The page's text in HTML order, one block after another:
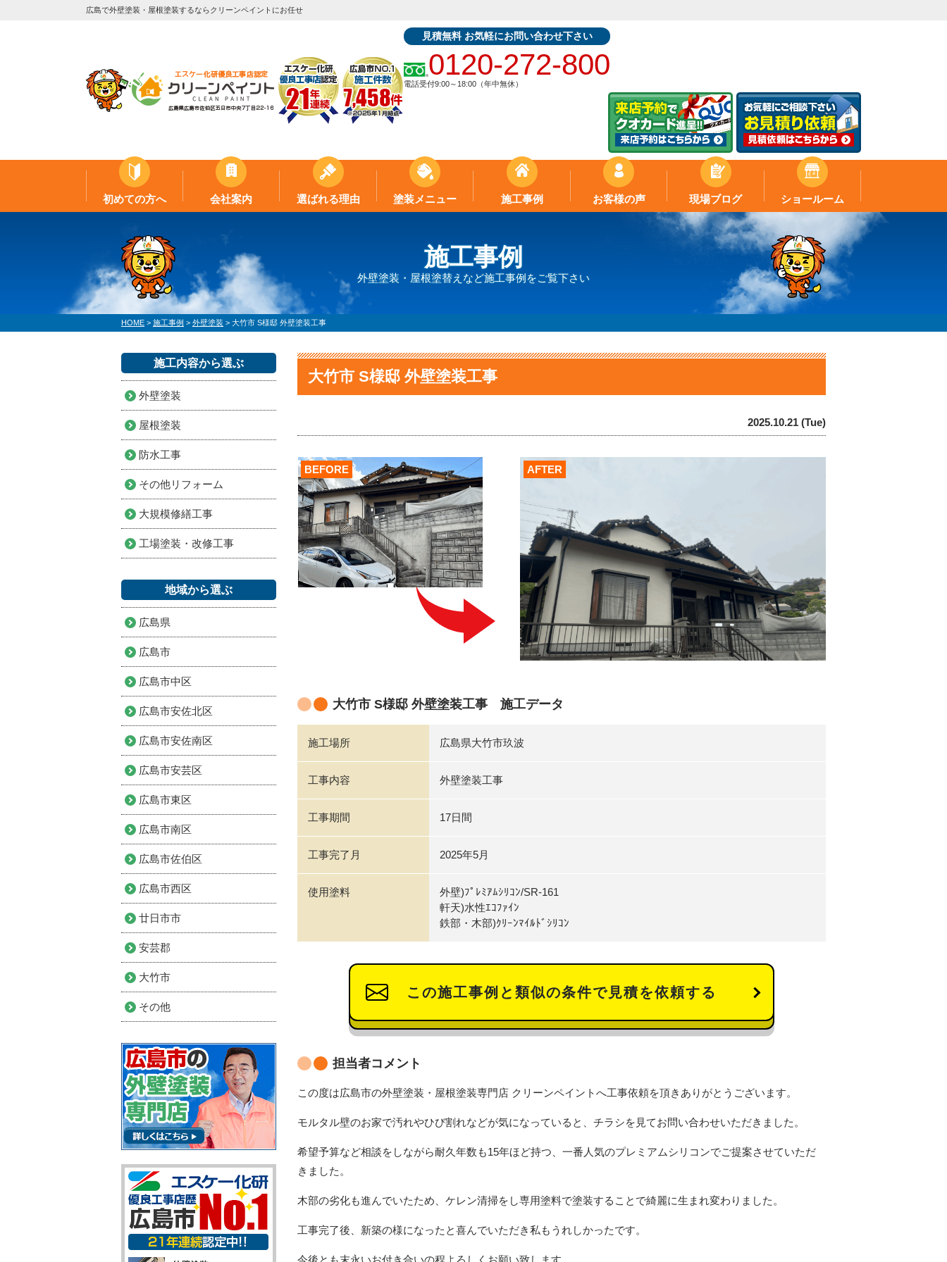
広島で外壁塗装・屋根塗装するならクリーンペイントにお任せ
見積無料 お気軽にお問い合わせ下さい
0120-272-800
電話受付9:00～18:00（年中無休）
初めての方へ 会社案内 選ばれる理由 塗装メニュー 施工事例 お客様の声 現場ブログ ショールーム
施工事例
外壁塗装・屋根塗替えなど施工事例をご覧下さい
HOME > 施工事例 > 外壁塗装 > 大竹市 S様邸 外壁塗装工事
大竹市 S様邸 外壁塗装工事
2025.10.21 (Tue)
AFTER
BEFORE
大竹市 S様邸 外壁塗装工事 施工データ
施工場所 広島県大竹市玖波
工事内容 外壁塗装工事
工事期間 17日間
工事完了月 2025年5月
使用塗料
外壁)ﾌﾟﾚﾐｱﾑｼﾘｺﾝ/SR-161
軒天)水性ｴｺﾌｧｲﾝ
鉄部・木部)ｸﾘｰﾝﾏｲﾙﾄﾞｼﾘｺﾝ
この施工事例と類似の条件で見積を依頼する
担当者コメント
この度は広島市の外壁塗装・屋根塗装専門店 クリーンペイントへ工事依頼を頂きありがとうございます。
モルタル壁のお家で汚れやひび割れなどが気になっていると 、チラシを見てお問い合わせいただきました。
希望予算など相談をしながら耐久年数も15年ほど持つ、一番人気のプレミアムシリコンでご提案させていただ
きました。
木部の劣化も進んでいたため、ケレン清掃をし専用塗料で塗装することで綺麗に生まれ変わりました。
工事完了後、新築の様になったと喜んでいただき私もうれしかったです。
今後とも末永いお付き合いの程よろしくお願い致します。
施工内容から選ぶ
外壁塗装
屋根塗装
防水工事
その他リフォーム
大規模修繕工事
工場塗装・改修工事
地域から選ぶ
広島県
広島市
広島市中区
広島市安佐北区
広島市安佐南区
広島市安芸区
広島市東区
広島市南区
広島市佐伯区
広島市西区
廿日市市
安芸郡
大竹市
その他